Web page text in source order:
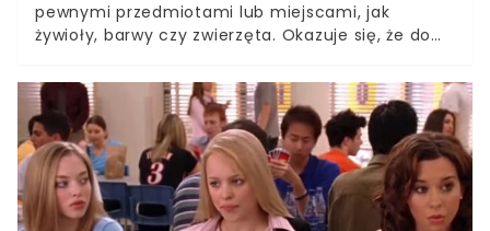
pewnymi przedmiotami lub miejscami, jak
żywioły, barwy czy zwierzęta. Okazuje się, że do
kraje. Sprawdź, w jakim miejscu na świecie
powinnaś mieszkać. Według specjalistów od
horoskopu znak zodiaku może wpływać na nasze
cechy charakteru czy osobowość. W związku z
tym każdy z nas pasuje lepiej lub gorzej do innych
zakątków świata. Jesteście ciekawe, jakie miejsce
na ziemi jest wam przeznaczone?